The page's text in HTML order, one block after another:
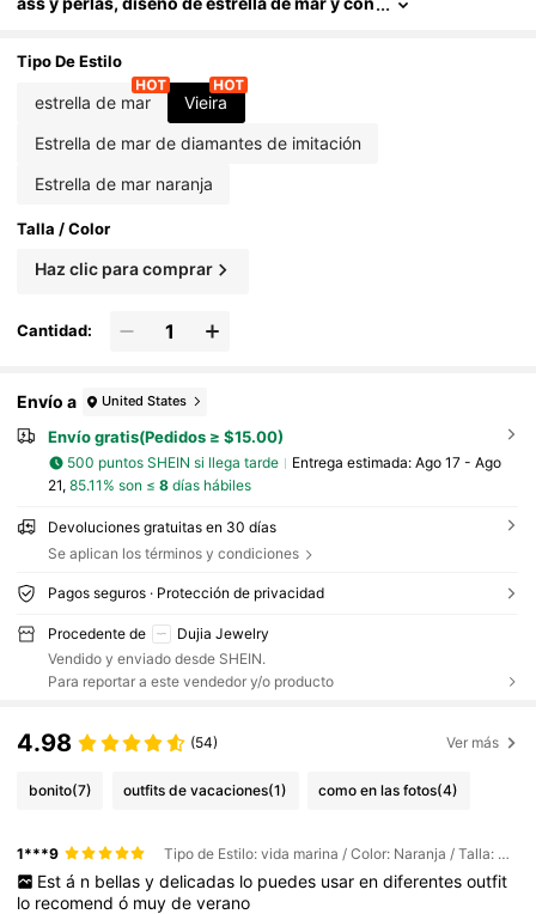
Tipo De Estilo
estrella de mar Vieira
Estrella de mar de diamantes de imitación
Estrella de mar naranja
Talla / Color
Haz clic para comprar
Cantidad:
Envío a United States
Envío gratis(Pedidos ≥ $15.00)
500 puntos SHEIN si llega tarde Entrega estimada: Ago 17 - Ago
21, 85.11% son ≤ 8días hábiles
Devoluciones gratuitas en 30 días
Se aplican los términos y condiciones
Pagos seguros · Protección de privacidad
Procedente de
Dujia Jewelry
Vendido y enviado desde SHEIN.
Para reportar a este vendedor y/o producto
4.98 (54) Ver más
bonito(7) outfits de vacaciones(1) como en las fotos(4)
1***9 Tipo de Estilo: vida marina / Color: Naranja / Talla: Unitalla
Est á n bellas y delicadas lo puedes usar en diferentes outfit
lo recomendó muydeverano